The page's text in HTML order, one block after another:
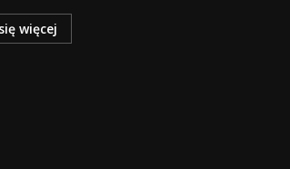
więcej